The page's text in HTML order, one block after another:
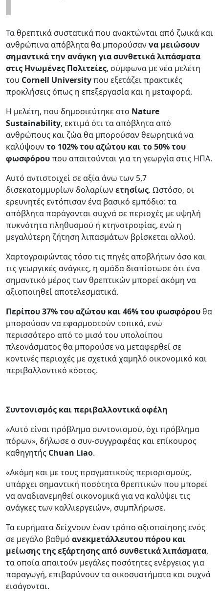
Τα θρεπτικά συστατικά που ανακτώνται από ζωικά και
ανθρώπινα απόβλητα θα μπορούσαν να μειώσουν
σημαντικά την ανάγκη για συνθετικά λιπάσματα
στις Ηνωμένες Πολιτείες, σύμφωνα με νέα μελέτη
του Cornell Universityπου εξετάζει πρακτικές
προκλήσεις όπως η επεξεργασία και η μεταφορά.
Η μελέτη, που δημοσιεύτηκε στο Nature
Sustainability, εκτιμά ότι τα απόβλητα από
ανθρώπους και ζώα θα μπορούσαν θεωρητικά να
καλύψουν το 102% του αζώτου και το 50% του
φωσφόρουπου απαιτούνται για τη γεωργία στις ΗΠΑ.
Αυτό αντιστοιχεί σε αξία άνω των 5,7
δισεκατομμυρίων δολαρίων ετησίως. Ωστόσο, οι
ερευνητές εντόπισαν ένα βασικό εμπόδιο: τα
απόβλητα παράγονται συχνά σε περιοχές με υψηλή
πυκνότητα πληθυσμού ή κτηνοτροφίας, ενώ η
μεγαλύτερη ζήτηση λιπασμάτων βρίσκεται αλλού.
Χαρτογραφώντας τόσο τις πηγές αποβλήτων όσο και
τις γεωργικές ανάγκες, η ομάδα διαπίστωσε ότι ένα
σημαντικό μέρος των θρεπτικών μπορεί ακόμη να
αξιοποιηθεί αποτελεσματικά.
Περίπου 37% του αζώτου και 46% του φωσφόρουθα
μπορούσαν να εφαρμοστούν τοπικά, ενώ
περισσότερο από το μισό του υπολοίπου
πλεονάσματος θα μπορούσε να μεταφερθεί σε
κοντινές περιοχές με σχετικά χαμηλό οικονομικό και
περιβαλλοντικό κόστος.
Συντονισμός και περιβαλλοντικά οφέλη
«Αυτό είναι πρόβλημα συντονισμού, όχι πρόβλημα
πόρων», δήλωσε ο συν-συγγραφέας και επίκουρος
καθηγητής Chuan Liao.
«Ακόμη και με τους πραγματικούς περιορισμούς,
υπάρχει σημαντική ποσότητα θρεπτικών που μπορεί
να αναδιανεμηθεί οικονομικά για να καλύψει τις
ανάγκες των καλλιεργειών», συμπλήρωσε.
Τα ευρήματα δείχνουν έναν τρόπο αξιοποίησης ενός
σε μεγάλο βαθμό ανεκμετάλλευτου πόρου και
μείωσης της εξάρτησης από συνθετικά λιπάσματα,
τα οποία απαιτούν μεγάλες ποσότητες ενέργειας για
παραγωγή, επιβαρύνουν τα οικοσυστήματα και συχνά
εισάγονται.